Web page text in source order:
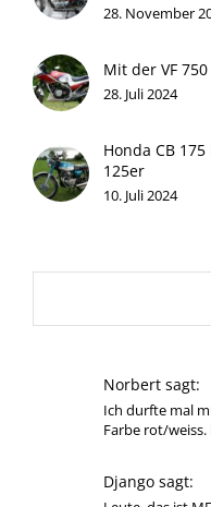
28. November
Mit der VF
28. Juli 2024
Honda CB
125er
10. Juli 2024
Norbert sagt:
Ich durfte mal
Farbe rot/
Django sagt: